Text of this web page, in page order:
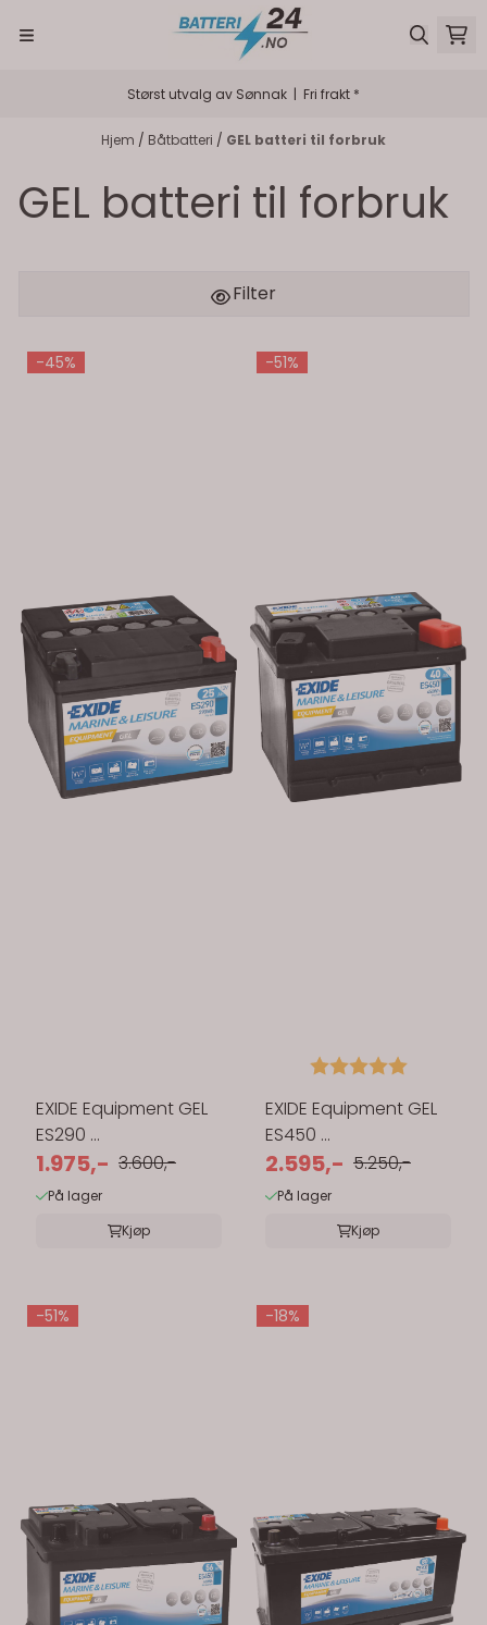
Størst utvalg av Sønnak | Fri frakt *
Hjem / Båtbatteri / GEL batteri til forbruk
GEL batteri til forbruk
Filter
-45%
EXIDE Equipment GEL
ES290 ...
1.975,- 3.600,-
På lager
Kjøp
-51%
Karakter: 5.0 av 5
EXIDE Equipment GEL
ES450 ...
2.595,- 5.250,-
På lager
Kjøp
-51% -18%